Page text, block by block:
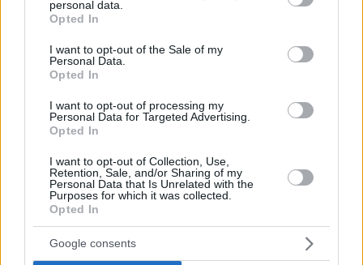
grant or deny consent to Google and its third-party tags to
use your data for below specified purposes in below Google
consent section.
personal data.
Opted In
I want to opt-out of the Sale of my
Personal Data.
Opted In
I want to opt-out of processing my
Personal Data for Targeted Advertising.
Opted In
I want to opt-out of Collection, Use,
Retention, Sale, and/or Sharing of my
Personal Data that Is Unrelated with the
Purposes for which it was collected.
Opted In
Google consents
ΤΙΤΛΟΣ
Ολοκληρωμένη παρέμβαση στην
περιοχή των οδών
ΤΙΤΛΟΣ
ΚΑΙΝΟΤΟΜΙΑΣ…ΔΙΑΔΗΜΟΤΙΚΟ
ΔΙΚΤΥΟ"ΚΑΙΝΟΤΟΜΩ")»